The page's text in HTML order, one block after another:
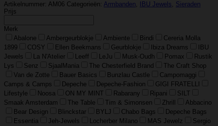
Artikelnummer: AM06 Categorieën: Armbanden, IBU Jewels, Sieraden
Prijs
Merk
Abalone
Ambergeurblokje Ambiente Bindi
Cereria Molla
1899
COSY Ellen Beekmans Geurblokje Ibiza Dreams
IBU
Jewels
La N'Atelier Leeff LeJu Musk-Oudh Pomax
Rustik
Lys
Senz SjaalMania The Chesterfield Brand
The Craft Shop
Van de Zotte
Bauer Basics Bunzlau Castle
Campomaggi
Camps & Camps
Depeche Depeche-Fashion
GIGI FRATELLI
Lifestyle
Noosa ON MY MINT Rabarany Ripani
SILT
Smaak Amsterdam
The Table Tim & Simonsen Zhrill
Abbacino
Bear Design
Blinckstar BYLJ Chabo Bags
Depeche Bags
Essentia
Jeh-Jewels Locherber Milano MAS Jewelz
Sergio